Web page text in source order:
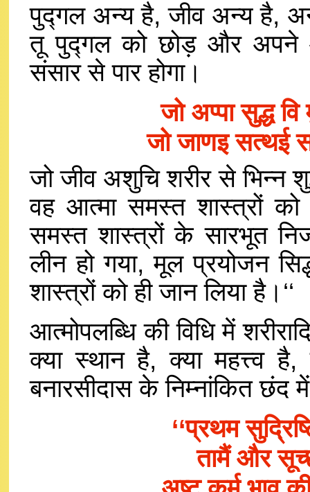
पुद्गल अन्य है, जीव अन्य है,
तू पुद्गल को छोड़ और अपने
संसार से पार होगा।
जो अप्पा सुद्ध
जो जाणइ
जो जीव अशुचि शरीर से भिन्न
वह आत्मा समस्त शास्त्रों
समस्त शास्त्रों के सारभूत
लीन हो गया, मूल प्रयोजन
शास्त्रों को ही जान लिया है।‘‘
आत्मोपलब्धि की विधि में
क्या स्थान है, क्या महत्त्व
बनारसीदास के निम्नांकित
‘‘प्रथम
तामैं और